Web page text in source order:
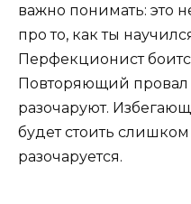
важно понимать: это
про то, как ты
Перфекционист
Повторяющий провал
разочаруют.
будет стоить
разочаруется.